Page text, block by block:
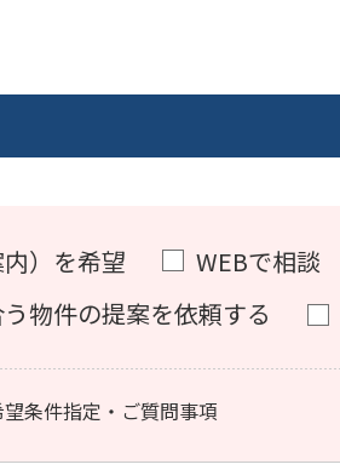
）を希望 WEBで相談
物件の提案を依頼する
条件指定・ご質問事項